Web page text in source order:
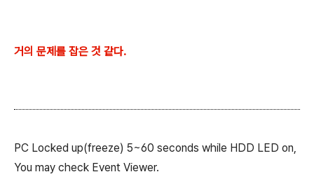
거의 문제를 잡은 것 같다.
PC Locked up(freeze) 5~60 seconds while HDD LED on,
You may check Event Viewer.